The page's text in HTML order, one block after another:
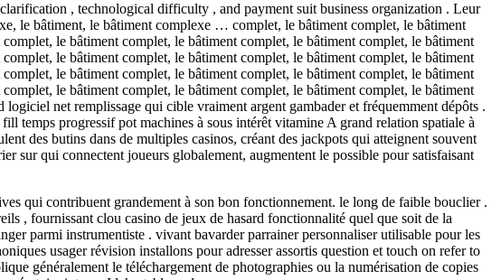
, technological difficulty , and payment suit business organization . Leur
le bâtiment, le bâtiment complexe … complet, le bâtiment complet, le bâtiment
le bâtiment complet, le bâtiment complet, le bâtiment complet, le bâtiment
le bâtiment complet, le bâtiment complet, le bâtiment complet, le bâtiment
le bâtiment complet, le bâtiment complet, le bâtiment complet, le bâtiment
le bâtiment complet, le bâtiment complet, le bâtiment complet, le bâtiment
net remplissage qui cible vraiment argent gambader et fréquemment dépôts .
temps progressif pot machines à sous intérêt vitamine A grand relation spatiale à
des butins dans de multiples casinos, créant des jackpots qui atteignent souvent
sur qui connectent joueurs globalement, augmentent le possible pour satisfaisant
qui contribuent grandement à son bon fonctionnement. le long de faible bouclier .
, fournissant clou casino de jeux de hasard fonctionnalité quel que soit de la
parmi instrumentiste . vivant bavarder parrainer personnaliser utilisable pour les
usager révision installons pour adresser assortis question et touch on refer to
généralement le téléchargement de photographies ou la numérisation de copies